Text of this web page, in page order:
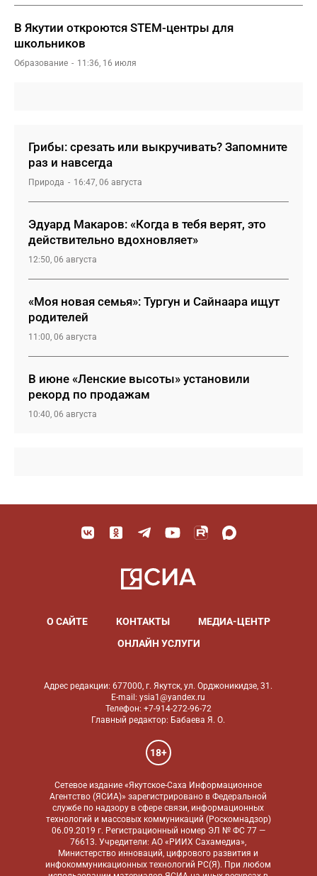
В Якутии откроются STEM-центры для
школьников
Образование 11:36, 16 июля
Грибы: срезать или выкручивать? Запомните
раз и навсегда
Природа 16:47, 06 августа
Эдуард Макаров: «Когда в тебя верят, это
действительно вдохновляет»
12:50, 06 августа
«Моя новая семья»: Тургун и Сайнаара ищут
родителей
11:00, 06 августа
В июне «Ленские высоты» установили
рекорд по продажам
10:40, 06 августа
О САЙТЕ КОНТАКТЫ
МЕДИА-ЦЕНТР
ОНЛАЙН УСЛУГИ
Адрес редакции: 677000, г. Якутск, ул. Орджоникидзе, 31.
E-mail: ysia1@yandex.ru
Телефон: +7-914-272-96-72
Главный редактор: Бабаева Я. О.
18+
Сетевое издание «Якутское-Саха Информационное
Агентство (ЯСИА)» зарегистрировано в Федеральной
службе по надзору в сфере связи, информационных
технологий и массовых коммуникаций (Роскомнадзор)
06.09.2019 г. Регистрационный номер ЭЛ № ФС 77 —
76613. Учредители: АО «РИИХ Сахамедиа»,
Министерство инноваций, цифрового развития и
инфокоммуникационных технологий РС(Я). При любом